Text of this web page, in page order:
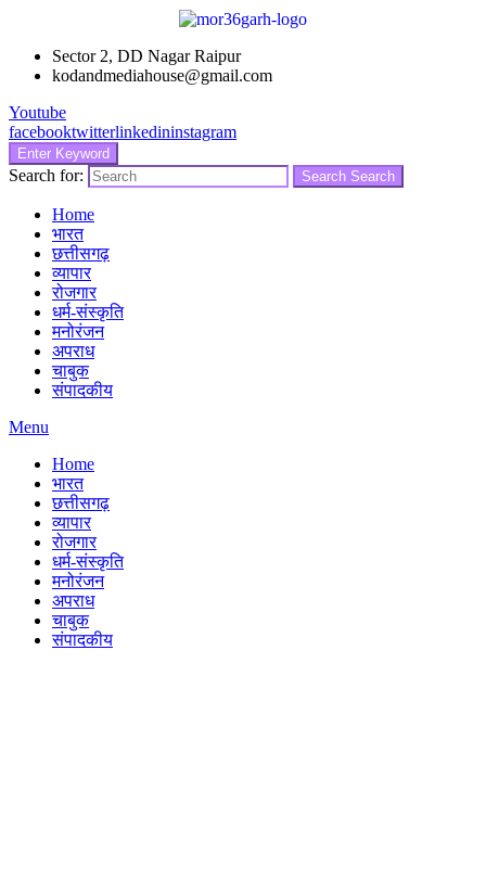
Sector 2, DD Nagar Raipur
kodandmediahouse@gmail.com
Youtube
facebooktwitterlinkedininstagram
Enter Keyword
Search for: Search Search
Home
भारत
छत्तीसगढ़
व्यापार
रोजगार
धर्म-संस्कृति
मनोरंजन
अपराध
चाबुक
संपादकीय
Menu
Home
भारत
छत्तीसगढ़
व्यापार
रोजगार
धर्म-संस्कृति
मनोरंजन
अपराध
चाबुक
संपादकीय